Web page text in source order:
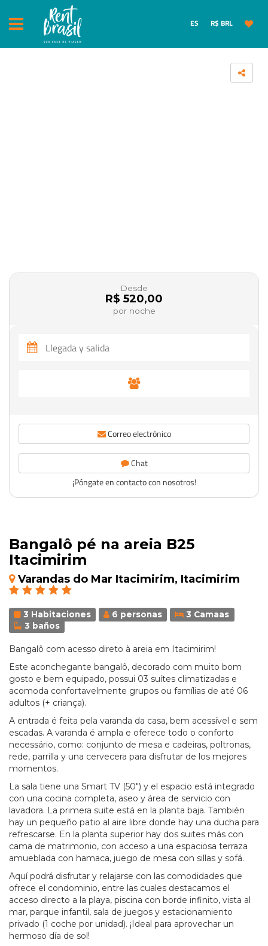
ES R$ BRL
Bangalô pé na areia B25
Itacimirim
Varandas do Mar Itacimirim, Itacimirim
3 Habitaciones 6 personas
3 Camaas
3 baños
Bangalô com acesso direto à areia em Itacimirim!
Este aconchegante bangalô, decorado com muito bom
gosto e bem equipado, possui 03 suítes climatizadas e
acomoda confortavelmente grupos ou famílias de até 06
adultos (+ criança).
A entrada é feita pela varanda da casa, bem acessível e sem
escadas. A varanda é ampla e oferece todo o conforto
necessário, como: conjunto de mesa e cadeiras, poltronas,
rede, parrilla y una cervecera para disfrutar de los mejores
momentos.
La sala tiene una Smart TV (50") y el espacio está integrado
con una cocina completa, aseo y área de servicio con
lavadora. La primera suite está en la planta baja. También
hay un pequeño patio al aire libre donde hay una ducha para
refrescarse. En la planta superior hay dos suites más con
cama de matrimonio, con acceso a una espaciosa terraza
amueblada con hamaca, juego de mesa con sillas y sofá.
Aquí podrá disfrutar y relajarse con las comodidades que
ofrece el condominio, entre las cuales destacamos el
acceso directo a la playa, piscina con borde infinito, vista al
mar, parque infantil, sala de juegos y estacionamiento
privado (1 coche por unidad). ¡Ideal para aprovechar un
hermoso día de sol!
Desde
R$ 520,00
por noche
Correo electrónico
Chat
¡Póngate en contacto con nosotros!